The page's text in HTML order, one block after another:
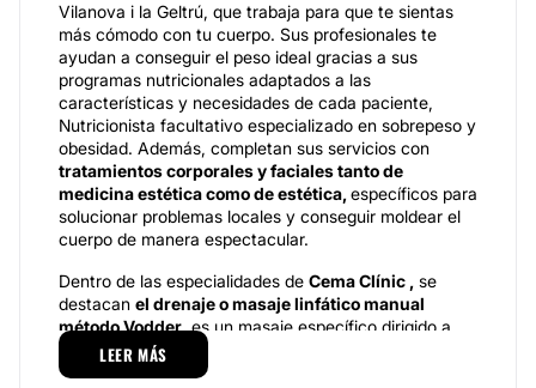
Vilanova i la Geltrú, que trabaja para que te sientas
más cómodo con tu cuerpo. Sus profesionales te
ayudan a conseguir el peso ideal gracias a sus
programas nutricionales adaptados a las
características y necesidades de cada paciente,
Nutricionista facultativo especializado en sobrepeso y
obesidad. Además, completan sus servicios con
tratamientos corporales y faciales tanto de
medicina estética como de estética, específicos para
solucionar problemas locales y conseguir moldear el
cuerpo de manera espectacular.
Dentro de las especialidades de Cema Clínic , se
destacan el drenaje o masaje linfático manual
método Vodder, es un masaje específico dirigido a
solucionar el edema linfático, es decir el hinchazón de
diferentes partes del cuerpo y primordialmente de los
LEER MÁS